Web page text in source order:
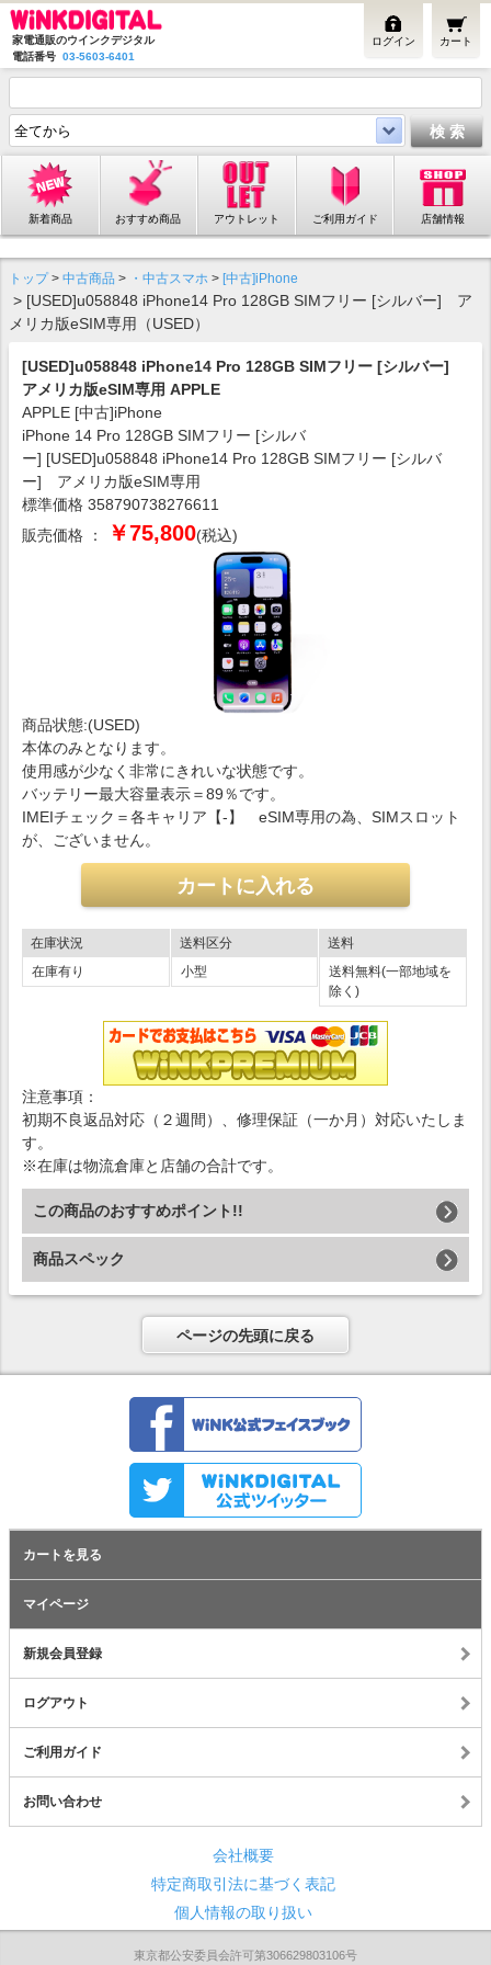
家電通販のウインクデジタル
電話番号 03-5603-6401
カート
ログイン
新着商品 おすすめ商品 アウトレット ご利用ガイド 店舗情報
トップ> 中古商品 > ・中古スマホ > [中古]iPhone
> [USED]u058848 iPhone14 Pro 128GB SIMフリー [シルバー] ア
メリカ版eSIM専用（USED）
[USED]u058848 iPhone14 Pro 128GB SIMフリー [シルバー]
アメリカ版eSIM専用 APPLE
APPLE [中古]iPhone
iPhone 14 Pro 128GB SIMフリー [シルバ
ー] [USED]u058848 iPhone14 Pro 128GB SIMフリー [シルバ
ー] アメリカ版eSIM専用
標準価格 358790738276611
販売価格 ：
￥75,800(税込)
商品状態:(USED)
本体のみとなります。
使用感が少なく非常にきれいな状態です。
バッテリー最大容量表示＝89％です。
IMEIチェック＝各キャリア【-】 eSIM専用の為、SIMスロット
が、ございません。
在庫状況
在庫有り
送料区分
小型
送料
送料無料(一部地域を
除く)
注意事項：
初期不良返品対応（２週間）、修理保証（一か月）対応いたしま
す。
※在庫は物流倉庫と店舗の合計です。
この商品のおすすめポイント!!
商品スペック
ページの先頭に戻る
カートを見る
マイページ
新規会員登録
ログアウト
ご利用ガイド
お問い合わせ
会社概要
特定商取引法に基づく表記
個人情報の取り扱い
東京都公安委員会許可第306629803106号